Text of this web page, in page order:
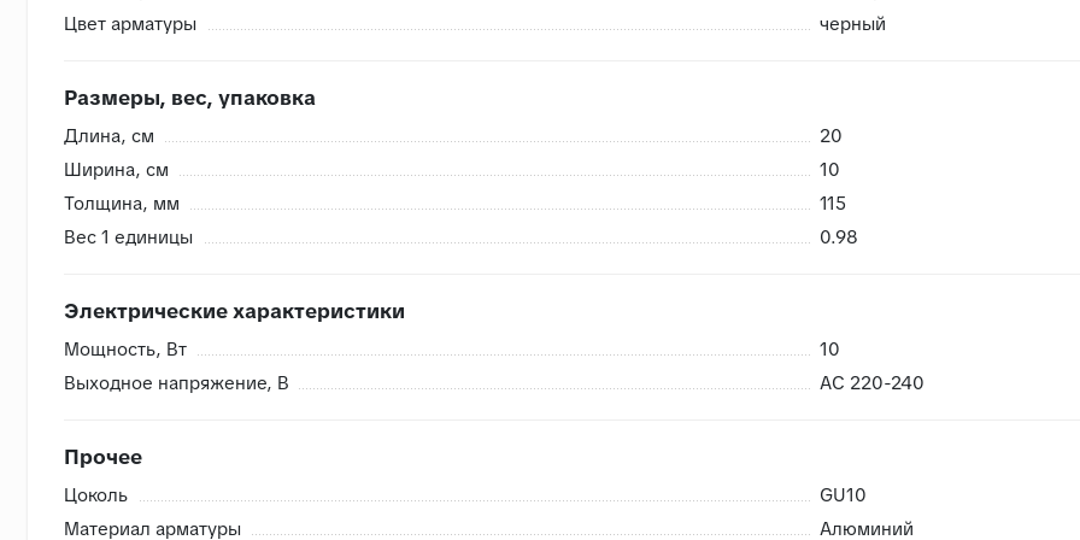
Цвет арматуры
черный
Размеры, вес, упаковка
Длина, cм
20
Ширина, cм
10
Толщина, мм
115
Вес 1 единицы
0.98
Электрические характеристики
Мощность, Вт
10
Выходное напряжение, В
AC 220-240
Прочее
Цоколь
GU10
Материал арматуры
Алюминий
- Сверяем номера партий, чтобы избежать разнотона
- Проверяем на бой перед загрузкой, чтобы исключить возможность брака
- Привозим с запасом складские позиции, чтобы при приемке сразу заменить в случае каких либо повреждений при
- Храним на закрытом складе, коробки защищены от внешних воздействий, плитки не смерзаются